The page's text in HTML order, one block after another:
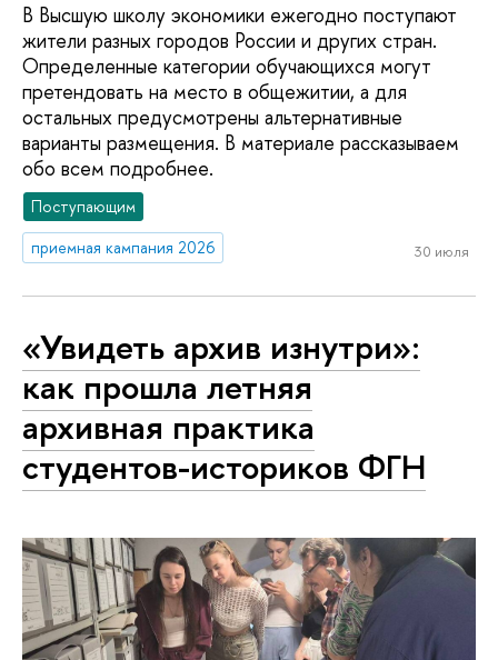
В Высшую школу экономики ежегодно поступают
жители разных городов России и других стран.
Определенные категории обучающихся могут
претендовать на место в общежитии, а для
остальных предусмотрены альтернативные
варианты размещения. В материале рассказываем
обо всем подробнее.
Поступающим
приемная кампания 2026
30 июля
«Увидеть архив изнутри»:
как прошла летняя
архивная практика
студентов-историков ФГН